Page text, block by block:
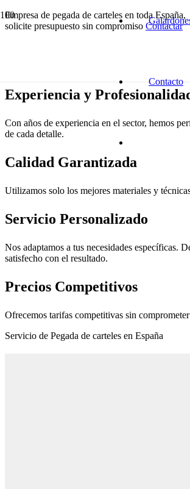
Contacto
Empresa de pegada de carteles en toda España,
solicite presupuesto sin compromiso Contactar
Experiencia y
Con años de experiencia en el sector, hemos
de cada detalle.
Calidad Garantizada
Utilizamos solo los mejores materiales y
Servicio Personalizado
Nos adaptamos a tus necesidades específicas.
satisfecho con el resultado.
Precios Competitivos
Ofrecemos tarifas competitivas sin
Servicio de Pegada de carteles en España